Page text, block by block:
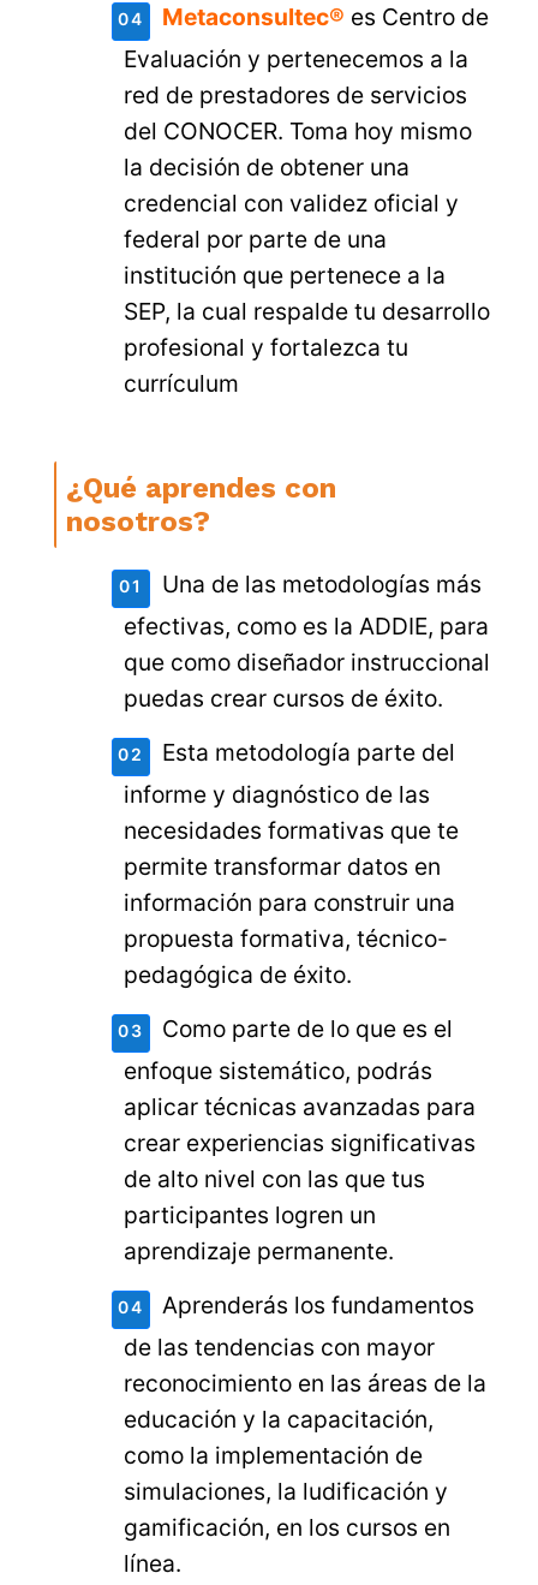
Metaconsultec® es Centro de
Evaluación y pertenecemos a la
red de prestadores de servicios
del CONOCER. Toma hoy mismo
la decisión de obtener una
credencial con validez oficial y
federal por parte de una
institución que pertenece a la
SEP, la cual respalde tu desarrollo
profesional y fortalezca tu
currículum
¿Qué aprendes con
nosotros?
Una de las metodologías más
efectivas, como es la ADDIE, para
que como diseñador instruccional
puedas crear cursos de éxito.
Esta metodología parte del
informe y diagnóstico de las
necesidades formativas que te
permite transformar datos en
información para construir una
propuesta formativa, técnico-
pedagógica de éxito.
Como parte de lo que es el
enfoque sistemático, podrás
aplicar técnicas avanzadas para
crear experiencias significativas
de alto nivel con las que tus
participantes logren un
aprendizaje permanente.
Aprenderás los fundamentos
de las tendencias con mayor
reconocimiento en las áreas de la
educación y la capacitación,
como la implementación de
simulaciones, la ludificación y
gamificación, en los cursos en
línea.